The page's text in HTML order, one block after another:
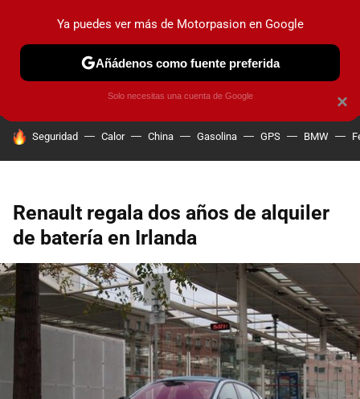
PRUEBAS COCHES ELÉCTRICOS OBSERVATORIO
HOY SE HABLA DE
Seguridad Calor China Gasolina GPS BMW
Renault regala dos años de alquiler
de batería en Irlanda
×
Ya puedes ver más de Motorpasion en Google
Añádenos como fuente preferida
Solo necesitas una cuenta de Google